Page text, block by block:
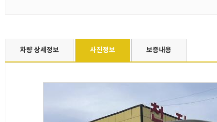
차량 상세정보 사진정보 보증내용